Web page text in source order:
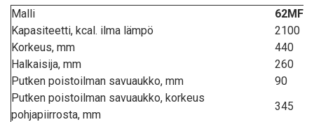
Malli
62MF
Kapasiteetti, kcal. ilma lämpö
2100
Korkeus, mm
440
Halkaisija, mm
260
Putken poistoilman savuaukko, mm
90
Putken poistoilman savuaukko, korkeus
pohjapiirrosta, mm
345